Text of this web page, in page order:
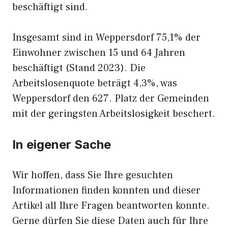
beschäftigt sind.
Insgesamt sind in Weppersdorf 75,1% der
Einwohner zwischen 15 und 64 Jahren
beschäftigt (Stand 2023). Die
Arbeitslosenquote beträgt 4,3%, was
Weppersdorf den 627. Platz der Gemeinden
mit der geringsten Arbeitslosigkeit beschert.
In eigener Sache
Wir hoffen, dass Sie Ihre gesuchten
Informationen finden konnten und dieser
Artikel all Ihre Fragen beantworten konnte.
Gerne dürfen Sie diese Daten auch für Ihre